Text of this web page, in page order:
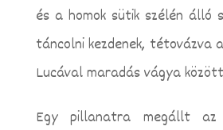
és a homok sütik szélén álló
táncolni kezdenek, tétovázva
Lucával maradás vágya
Egy pillanatra megállt